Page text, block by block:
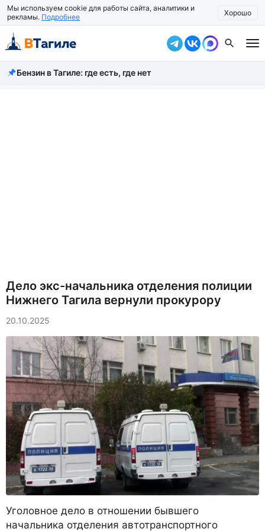
Мы используем cookie для работы сайта, аналитики и
рекламы. Подробнее Хорошо
Все новости
Бензин в Тагиле: где есть, где нет
Дело экс-начальника отделения полиции
Нижнего Тагила вернули прокурору
20.10.2025
Уголовное дело в отношении бывшего
начальника отделения автотранспортного